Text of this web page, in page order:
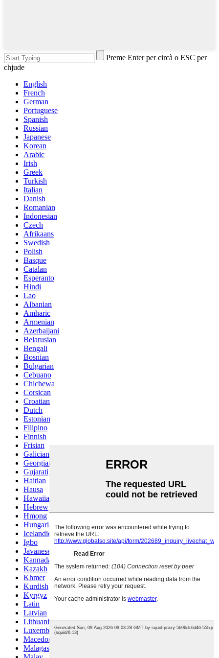
Preme Enter per circà o ESC per
chjude
English
French
German
Portuguese
Spanish
Russian
Japanese
Korean
Arabic
Irish
Greek
Turkish
Italian
Danish
Romanian
Indonesian
Czech
Afrikaans
Swedish
Polish
Basque
Catalan
Esperanto
Hindi
Lao
Albanian
Amharic
Armenian
Azerbaijani
Belarusian
Bengali
Bosnian
Bulgarian
Cebuano
Chichewa
Corsican
Croatian
Dutch
Estonian
Filipino
Finnish
Frisian
Galician
Georgian
Gujarati
Haitian
Hausa
Hawaiian
Hebrew
Hmong
Hungarian
Icelandic
Igbo
Javanese
Kannada
Kazakh
Khmer
Kurdish
Kyrgyz
Latin
Latvian
Lithuanian
Luxembou..
Macedonian
Malagasy